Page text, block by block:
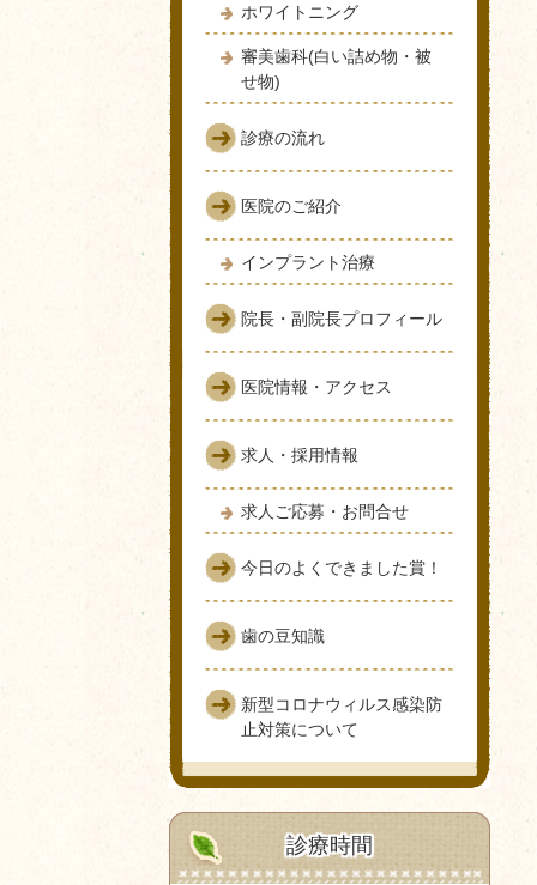
ホワイトニング
審美歯科(白い詰め物・被
せ物)
診療の流れ
医院のご紹介
インプラント治療
院長・副院長プロフィール
医院情報・アクセス
求人・採用情報
求人ご応募・お問合せ
今日のよくできました賞！
歯の豆知識
新型コロナウィルス感染防
止対策について
診療時間